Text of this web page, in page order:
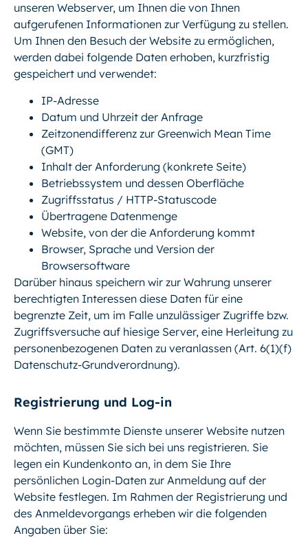
unseren Webserver, um Ihnen die von Ihnen
aufgerufenen Informationen zur Verfügung zu stellen.
Um Ihnen den Besuch der Website zu ermöglichen,
werden dabei folgende Daten erhoben, kurzfristig
gespeichert und verwendet:
IP-Adresse
Datum und Uhrzeit der Anfrage
Zeitzonendifferenz zur Greenwich Mean Time
(GMT)
Inhalt der Anforderung (konkrete Seite)
Betriebssystem und dessen Oberfläche
Zugriffsstatus / HTTP-Statuscode
Übertragene Datenmenge
Website, von der die Anforderung kommt
Browser, Sprache und Version der
Browsersoftware
Darüber hinaus speichern wir zur Wahrung unserer
berechtigten Interessen diese Daten für eine
begrenzte Zeit, um im Falle unzulässiger Zugriffe bzw.
Zugriffsversuche auf hiesige Server, eine Herleitung zu
personenbezogenen Daten zu veranlassen (Art. 6(1)(f)
Datenschutz-Grundverordnung).
Registrierung und Log-in
Wenn Sie bestimmte Dienste unserer Website nutzen
möchten, müssen Sie sich bei uns registrieren. Sie
legen ein Kundenkonto an, in dem Sie Ihre
persönlichen Login-Daten zur Anmeldung auf der
Website festlegen. Im Rahmen der Registrierung und
des Anmeldevorgangs erheben wir die folgenden
Angaben über Sie: